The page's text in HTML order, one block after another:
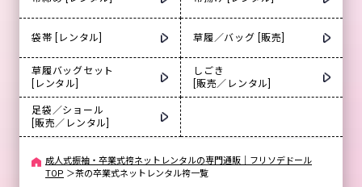
袋帯 [レンタル] 草履／バッグ [販売]
草履バッグセット
[レンタル]
しごき
[販売／レンタル]
足袋／ショール
[販売／レンタル]
成人式振袖・卒業式袴ネットレンタルの専門通販｜フリソデドール
TOP ＞茶の卒業式ネットレンタル袴一覧